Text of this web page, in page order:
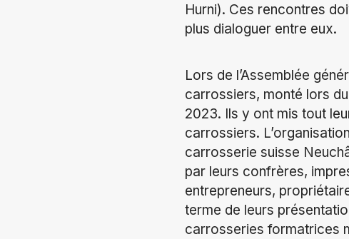
Hurni). Ces rencontres
plus dialoguer entre eux.
Lors de l’Assemblée
carrossiers, monté lors
2023. Ils y ont mis tout
carrossiers.
carrosserie suisse
par leurs confrères,
entrepreneurs,
terme de leurs
carrosseries formatrices